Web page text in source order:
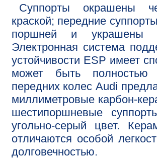
Суппорты окрашены
краской; передние
поршней и украшены
Электронная система
устойчивости ESP имеет
может быть полностью
передних колес Audi
миллиметровые карбон-
шестипоршневые
угольно-серый цвет.
отличаются особой
долговечностью.